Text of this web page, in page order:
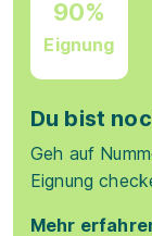
90%
Eignung
Du bist
Geh auf
Eignung
Mehr